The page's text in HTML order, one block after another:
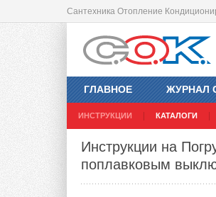
Сантехника Отопление
ГЛАВНОЕ ЖУРНАЛ
ИНСТРУКЦИИ КАТАЛОГИ
Инструкции на
поплавковым